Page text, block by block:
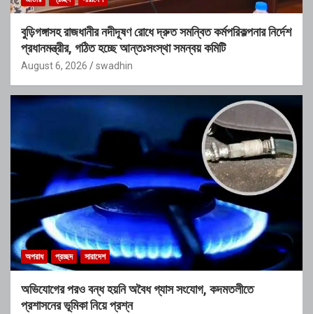
বুড়িগঙ্গাসহ রাজধানীর নদীদূষণ রোধে দ্রুত সমন্বিত কর্মপরিকল্পনার নির্দেশ
প্রধানমন্ত্রীর, গঠিত হচ্ছে আন্তঃসংস্থা সমন্বয় কমিটি
August 6, 2026 swadhin
অপরাধ প্রচ্ছদ সারাদেশ
অভিযোগের পরও বন্ধ হয়নি অবৈধ গ্যাস সংযোগ, কদমতলীতে
প্রশাসনের ভূমিকা নিয়ে প্রশ্ন